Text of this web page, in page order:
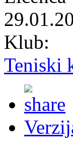
Klub:
Teniski